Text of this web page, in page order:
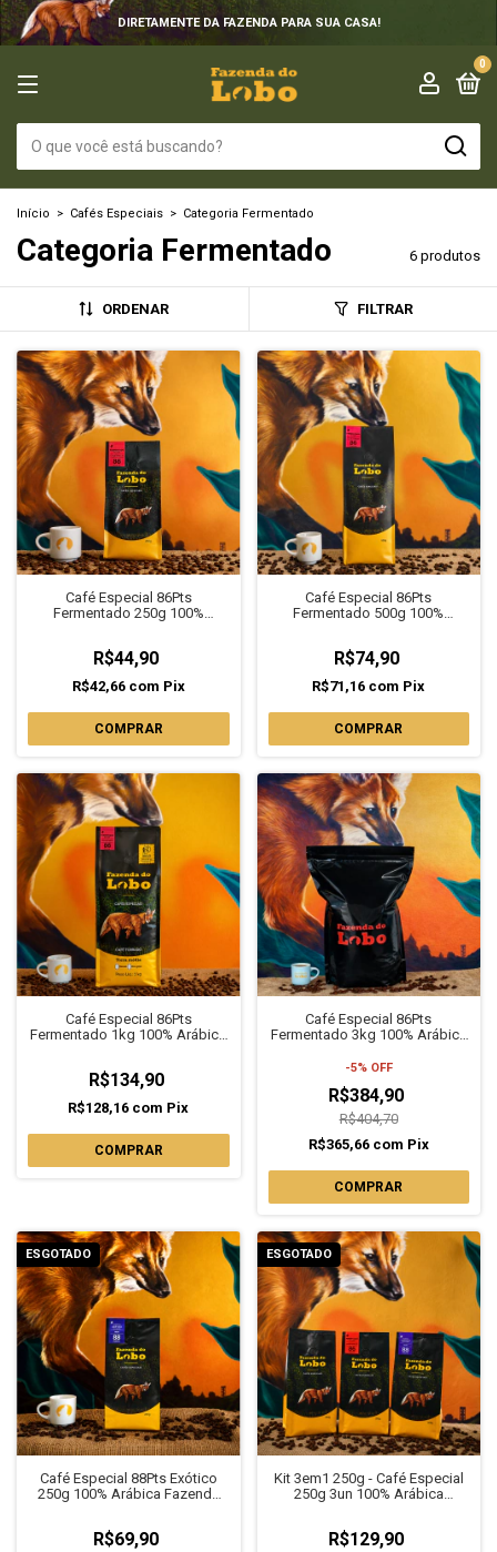
DIRETAMENTE DA FAZENDA PARA SUA CASA!
0
Início > Cafés Especiais > Categoria Fermentado
Categoria Fermentado 6 produtos
ORDENAR FILTRAR
Café Especial 86Pts
Fermentado 250g 100%
R$44,90
R$42,66 com Pix
COMPRAR
Café Especial 86Pts
Fermentado 500g 100%
R$74,90
R$71,16 com Pix
COMPRAR
Café Especial 86Pts
Fermentado 1kg 100% Arábica
R$134,90
R$128,16 com Pix
COMPRAR
Café Especial 86Pts
Fermentado 3kg 100% Arábica
-5% OFF
R$384,90
R$404,70
R$365,66 com Pix
COMPRAR
ESGOTADO
Café Especial 88Pts Exótico
250g 100% Arábica Fazenda
R$69,90
ESGOTADO
Kit 3em1 250g - Café Especial
250g 3un 100% Arábica
R$129,90